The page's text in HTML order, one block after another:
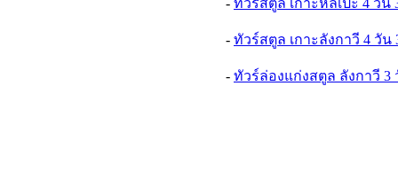
- ทัวร์สตูล เกาะหลีเป๊ะ 4 วัน
- ทัวร์สตูล เกาะลังกาวี 4 วัน
- ทัวร์ล่องแก่งสตูล ลังกาวี 3